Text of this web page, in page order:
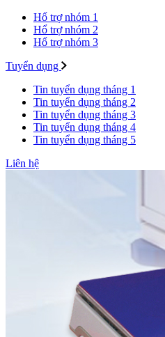
Hổ trợ nhóm 1
Hổ trợ nhóm 2
Hổ trợ nhóm 3
Tuyển dụng
Tin tuyển dụng tháng 1
Tin tuyển dụng tháng 2
Tin tuyển dụng tháng 3
Tin tuyển dụng tháng 4
Tin tuyển dụng tháng 5
Liên hệ